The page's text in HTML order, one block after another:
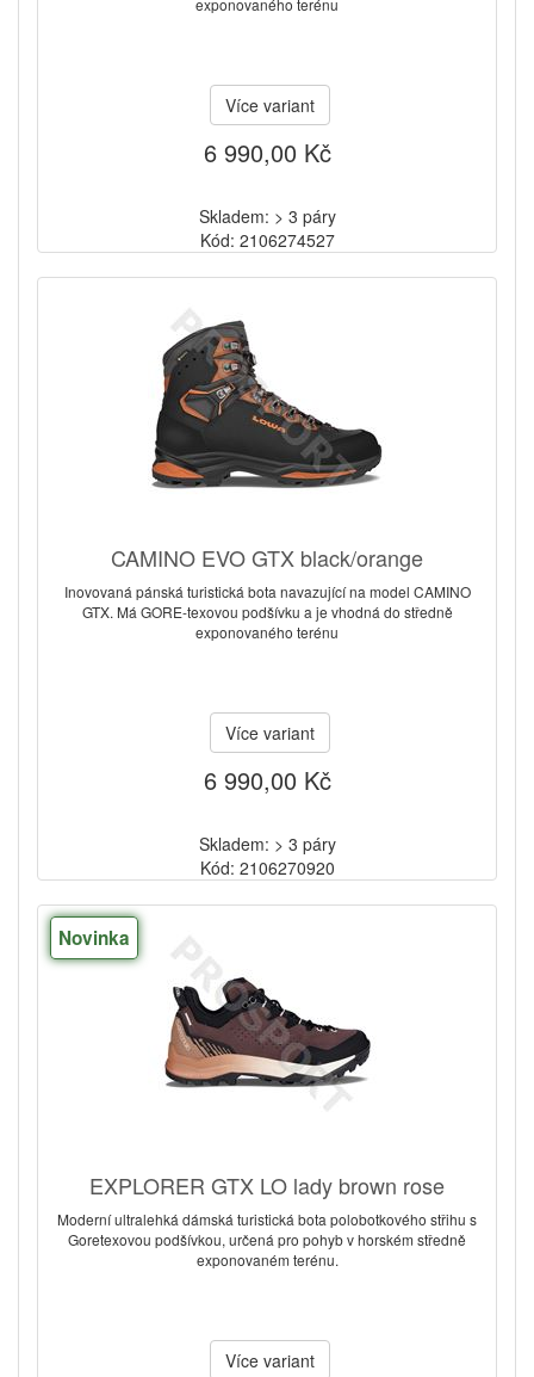
exponovaného terénu
Více variant
6 990,00 Kč
Skladem: > 3 páry
Kód: 2106274527
CAMINO EVO GTX black/orange
Inovovaná pánská turistická bota navazující na model CAMINO
GTX. Má GORE-texovou podšívku a je vhodná do středně
exponovaného terénu
Více variant
6 990,00 Kč
Skladem: > 3 páry
Kód: 2106270920
Novinka
EXPLORER GTX LO lady brown rose
Moderní ultralehká dámská turistická bota polobotkového střihu s
Goretexovou podšívkou, určená pro pohyb v horském středně
exponovaném terénu.
Více variant